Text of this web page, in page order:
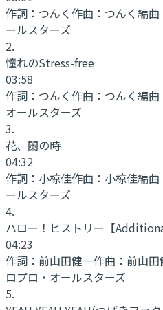
作詞： つんく 作曲： つんく 編曲
ールスターズ
2.
憧れのStress-free
03:58
作詞： つんく 作曲： つんく 編曲
オールスターズ
3.
花、闌の時
04:32
作詞： 小椋佳作曲： 小椋佳編曲
ールスターズ
4.
ハロー！ヒストリー 【
04:23
作詞： 前山田健一作曲： 前山田
ロプロ・オールスターズ
5.